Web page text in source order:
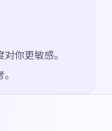
你更敏感。